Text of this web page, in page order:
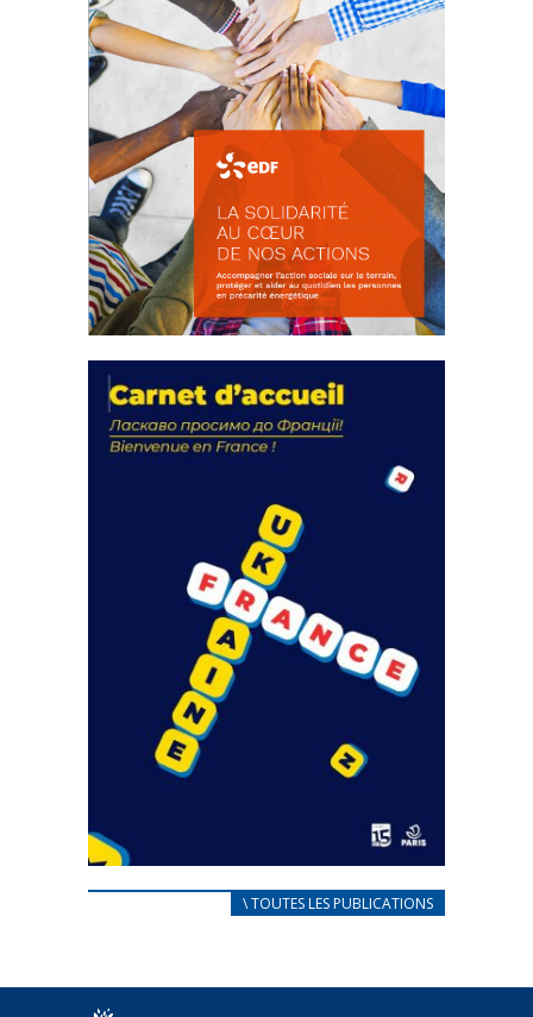
actions
18 septembre 2023
FEUILLETER
CARNET D’ACCUEIL
Afin d’accompagner au mieux les réfugiés
\ TOUTES LES PUBLICATIONS